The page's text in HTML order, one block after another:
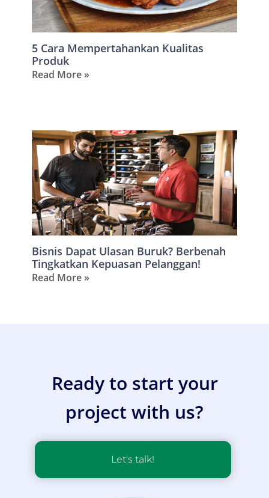
5 Cara Mempertahankan Kualitas
Produk
Read More »
Bisnis Dapat Ulasan Buruk? Berbenah
Tingkatkan Kepuasan Pelanggan!
Read More »
Ready to start your
project with us?
Let's talk!